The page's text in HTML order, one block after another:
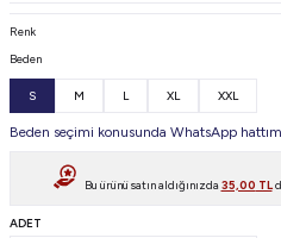
Renk
Beden
S M L XL XXL
Beden seçimi konusunda WhatsApp
Bu ürünü satın aldığınızda35,00 TL
ADET